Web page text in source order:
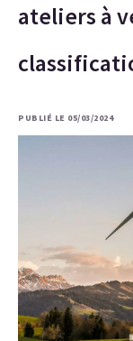
ateliers à
PUBLIÉ LE 05/03/2024